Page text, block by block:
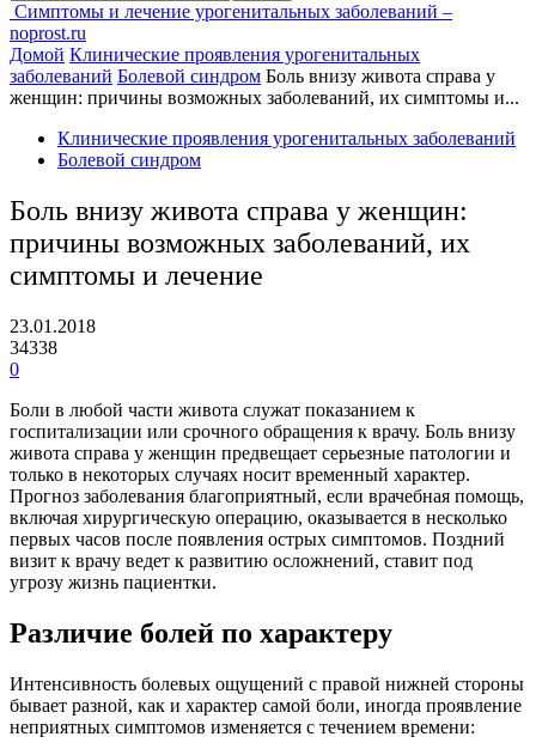
Симптомы и лечение урогенитальных заболеваний –
noprost.ru
Домой Клинические проявления урогенитальных
заболеваний Болевой синдром Боль внизу живота справа у
женщин: причины возможных заболеваний, их симптомы и...
Клинические проявления урогенитальных заболеваний
Болевой синдром
Боль внизу живота справа у женщин:
причины возможных заболеваний, их
симптомы и лечение
23.01.2018
34338
0
Боли в любой части живота служат показанием к
госпитализации или срочного обращения к врачу. Боль внизу
живота справа у женщин предвещает серьезные патологии и
только в некоторых случаях носит временный характер.
Прогноз заболевания благоприятный, если врачебная помощь,
включая хирургическую операцию, оказывается в несколько
первых часов после появления острых симптомов. Поздний
визит к врачу ведет к развитию осложнений, ставит под
угрозу жизнь пациентки.
Различие болей по характеру
Интенсивность болевых ощущений с правой нижней стороны
бывает разной, как и характер самой боли, иногда проявление
неприятных симптомов изменяется с течением времени: